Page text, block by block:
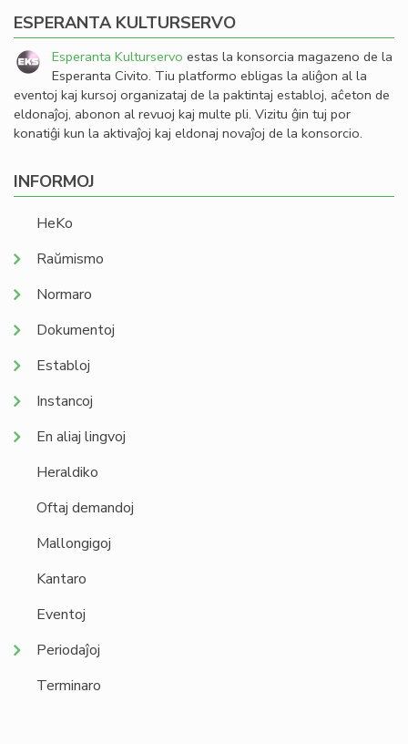
ESPERANTA KULTURSERVO
Esperanta Kulturservo estas la konsorcia magazeno de la
Esperanta Civito. Tiu platformo ebligas la aliĝon al la
eventoj kaj kursoj organizataj de la paktintaj establoj, aĉeton de
eldonaĵoj, abonon al revuoj kaj multe pli. Vizitu ĝin tuj por
konatiĝi kun la aktivaĵoj kaj eldonaj novaĵoj de la konsorcio.
INFORMOJ
HeKo
Raŭmismo
Normaro
Dokumentoj
Establoj
Instancoj
En aliaj lingvoj
Heraldiko
Oftaj demandoj
Mallongigoj
Kantaro
Eventoj
Periodaĵoj
Terminaro